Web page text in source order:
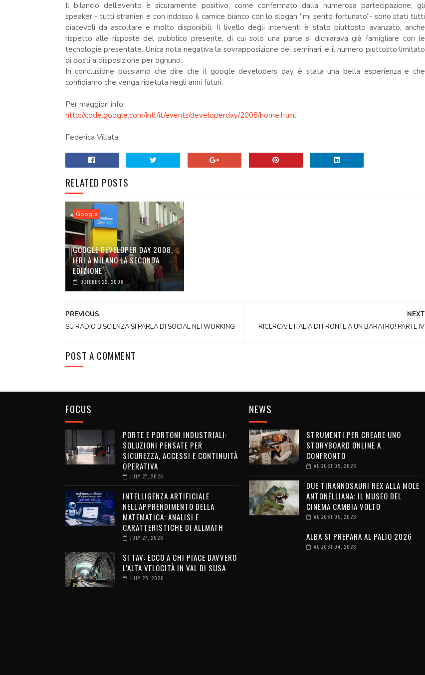
Il bilancio dell’evento è sicuramente positivo, come confermato dalla numerosa partecipazione, gli
speaker - tutti stranieri e con indosso il camice bianco con lo slogan “mi sento fortunato”- sono stati tutti
piacevoli da ascoltare e molto disponibili. Il livello degli interventi è stato piuttosto avanzato, anche
rispetto alle risposte del pubblico presente, di cui solo una parte si dichiarava già famigliare con le
tecnologie presentate. Unica nota negativa la sovrapposizione dei seminari, e il numero piuttosto limitato
di posti a disposizione per ognuno.
In conclusione possiamo che dire che il google developers day è stata una bella esperienza e che
confidiamo che venga ripetuta negli anni futuri.
Per maggiori info:
http://code.google.com/intl/it/events/developerday/2008/home.html
Federica Villata
RELATED POSTS
Google
GOOGLE DEVELOPER DAY 2008,
IERI A MILANO LA SECONDA
EDIZIONE
OCTOBER 22, 2008
NEXT
RICERCA: L'ITALIA DI FRONTE A UN BARATRO! PARTE IV
PREVIOUS
SU RADIO 3 SCIENZA SI PARLA DI SOCIAL NETWORKING
POST A COMMENT
FOCUS
PORTE E PORTONI INDUSTRIALI:
SOLUZIONI PENSATE PER
SICUREZZA, ACCESSI E CONTINUITÀ
OPERATIVA
JULY 27, 2026
INTELLIGENZA ARTIFICIALE
NELL'APPRENDIMENTO DELLA
MATEMATICA: ANALISI E
CARATTERISTICHE DI ALLMATH
JULY 27, 2026
SI TAV: ECCO A CHI PIACE DAVVERO
L'ALTA VELOCITÀ IN VAL DI SUSA
JULY 25, 2026
NEWS
STRUMENTI PER CREARE UNO
STORYBOARD ONLINE A
CONFRONTO
AUGUST 05, 2026
DUE TIRANNOSAURI REX ALLA MOLE
ANTONELLIANA: IL MUSEO DEL
CINEMA CAMBIA VOLTO
AUGUST 05, 2026
ALBA SI PREPARA AL PALIO 2026
AUGUST 04, 2026